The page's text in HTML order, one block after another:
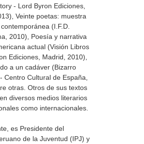
- Lord Byron Ediciones,
Veinte poetas: muestra
(I.F.D.
2010), Poesía y narrativa
actual (Visión Libros
Ediciones, Madrid, 2010),
a un cadáver (Bizarro
Centro Cultural de España,
otras. Otros de sus textos
diversos medios literarios
como internacionales.
es Presidente del
de la Juventud (IPJ) y